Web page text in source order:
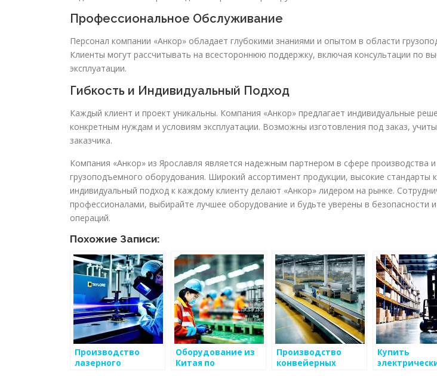
Профессиональное Обслуживание
Персонал компании «Анкор» обладает глубокими знаниями и опытом в области
Клиенты могут рассчитывать на всестороннюю поддержку, включая консультации по
эксплуатации.
Гибкость и Индивидуальный Подход
Каждый клиент и проект уникальны. Компания «Анкор» предлагает индивидуальные
конкретным нуждам и условиям эксплуатации. Возможны изготовления под заказ,
заказчика.
Компания «Анкор» из Ярославля является надежным партнером в сфере производства
грузоподъемного оборудования. Широкий ассортимент продукции, высокие стандарты
индивидуальный подход к каждому клиенту делают «Анкор» лидером на рынке.
профессионалами, выбирайте лучшее оборудование и будьте уверены в безопасности
операций.
Похожие Записи:
Производство
лазерного
Оборудование из
Китая по
Производство
конвейерных
Купить